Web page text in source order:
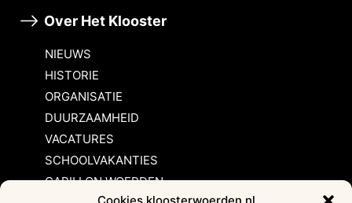
Over Het Klooster
NIEUWS
HISTORIE
ORGANISATIE
DUURZAAMHEID
VACATURES
SCHOOLVAKANTIES
CARILLON WOERDEN